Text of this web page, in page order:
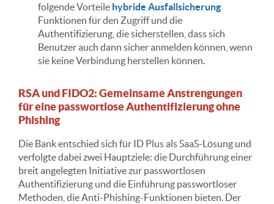
folgende Vorteile hybride Ausfallsicherung
Funktionen für den Zugriff und die
Authentifizierung, die sicherstellen, dass sich
Benutzer auch dann sicher anmelden können, wenn
sie keine Verbindung herstellen können.
RSA und FIDO2: Gemeinsame Anstrengungen
für eine passwortlose Authentifizierung ohne
Phishing
Die Bank entschied sich für ID Plus als SaaS-Lösung und
verfolgte dabei zwei Hauptziele: die Durchführung einer
breit angelegten Initiative zur passwortlosen
Authentifizierung und die Einführung passwortloser
Methoden, die Anti-Phishing-Funktionen bieten. Der